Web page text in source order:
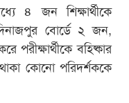
৪ জন শিক্ষার্থীকে
বোর্ডে ২ জন,
বহিষ্কার
কোনো পরিদর্শককে